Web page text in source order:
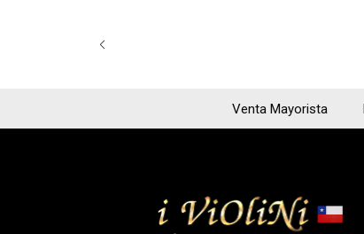
Venta Mayorista